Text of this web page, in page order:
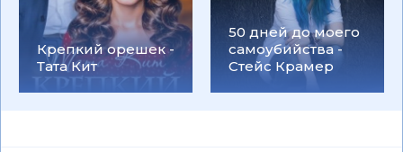
Крепкий орешек -
Тата Кит
50 дней до моего
самоубийства -
Стейс Крамер